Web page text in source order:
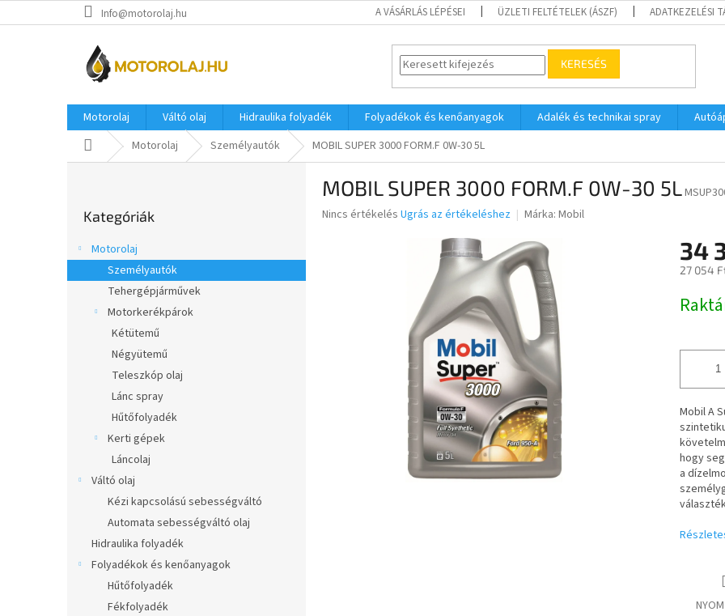
a
Info@motorolaj.hu A VÁSÁRLÁS LÉPÉSEI ÜZLETI FELTÉTELEK (ÁSZF) ADATKEZELÉSI
KERESÉS
Motorolaj Váltó olaj Hidraulika folyadék Folyadékok és kenőanyagok Adalék és technikai spray
KezdőlapMotorolaj Személyautók MOBIL SUPER 3000 FORM.F 0W-30 5L
s
ó
átugrása
Kategóriák
Motorolaj
Személyautók
Tehergépjárművek
Motorkerékpárok
Kétütemű
Négyütemű
Teleszkóp olaj
Lánc spray
Hűtőfolyadék
Kerti gépek
Láncolaj
Váltó olaj
Kézi kapcsolású sebességváltó
Automata sebességváltó olaj
Hidraulika folyadék
Folyadékok és kenőanyagok
Hűtőfolyadék
Fékfolyadék
MOBIL SUPER 3000 FORM.F 0W-30 5L
A
Nincs értékelés Ugrás az értékeléshez Márka: Mobil
34
27 054
Mobil A
hogy
a